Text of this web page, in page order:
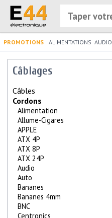
PROMOTIONS ALIMENTATIONS AUDIO
Câblages
Câbles
Cordons
Alimentation
Allume-Cigares
APPLE
ATX 4P
ATX 8P
ATX 24P
Audio
Auto
Bananes
Bananes 4mm
BNC
Centronics